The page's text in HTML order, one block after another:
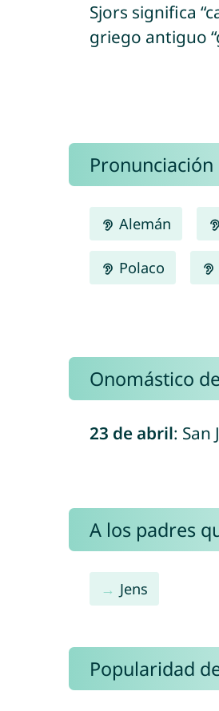
Sjors significa
griego antiguo
Pronunciación
Alemán
Polaco
Onomástico
23 de abril:
A los padres
Jens
Popularidad